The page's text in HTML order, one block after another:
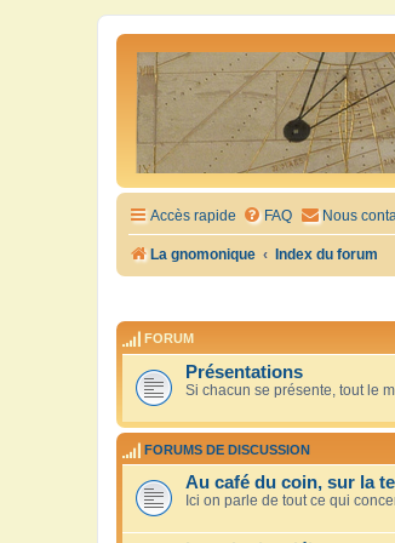
Accès rapide FAQ Nous
La gnomonique Index du forum
FORUM
Présentations
Si chacun se présente, tout le
FORUMS DE DISCUSSION
Au café du coin, sur la
Ici on parle de tout ce qui